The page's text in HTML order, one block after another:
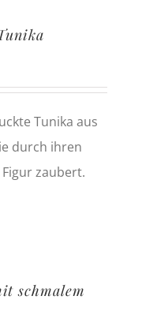
Tunika aus
durch ihren
zaubert.
schmalem